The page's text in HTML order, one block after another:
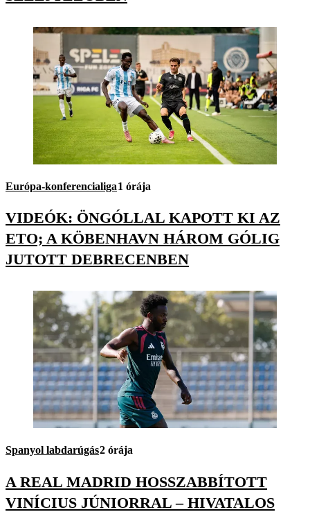
Európa-konferencialiga1 órája
VIDEÓK: ÖNGÓLLAL KAPOTT KI AZ
ETO; A KÖBENHAVN HÁROM GÓLIG
JUTOTT DEBRECENBEN
Spanyol labdarúgás2 órája
A REAL MADRID HOSSZABBÍTOTT
VINÍCIUS JÚNIORRAL – HIVATALOS